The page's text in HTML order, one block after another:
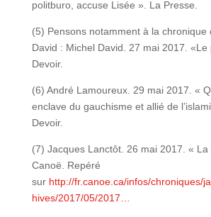
politburo, accuse Lisée ». La Presse.
(5) Pensons notamment à la chronique
David : Michel David. 27 mai 2017. «Le
Devoir.
(6) André Lamoureux. 29 mai 2017. «
enclave du gauchisme et allié de
Devoir.
(7) Jacques Lanctôt. 26 mai 2017. « La
Canoë. Repéré
sur http://fr.canoe.ca/infos/chroniques/
hives/2017/05/2017…